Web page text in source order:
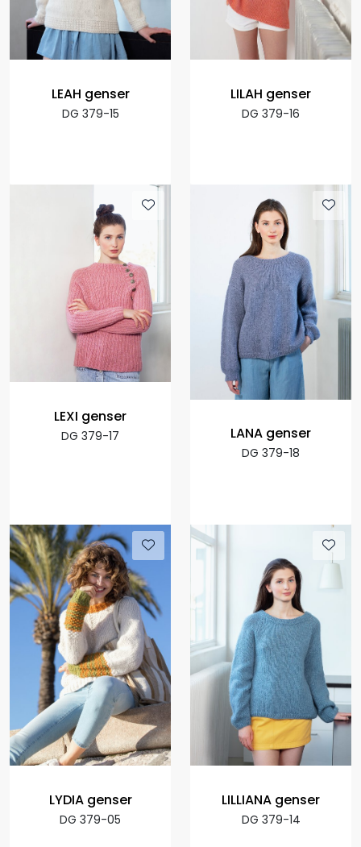
LEAH genser
DG 379-15
LILAH genser
DG 379-16
LEXI genser
DG 379-17 LANA genser
DG 379-18
LYDIA genser
DG 379-05
LILLIANA genser
DG 379-14